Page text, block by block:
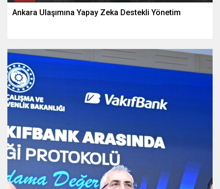
Ankara Ulaşımına Yapay Zeka Destekli Yönetim